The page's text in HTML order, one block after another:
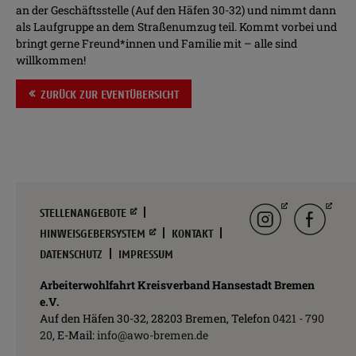
an der Geschäftsstelle (Auf den Häfen 30-32) und nimmt dann
als Laufgruppe an dem Straßenumzug teil. Kommt vorbei und
bringt gerne Freund*innen und Familie mit – alle sind
willkommen!
ZURÜCK ZUR EVENTÜBERSICHT
Navigation
überspringen
STELLENANGEBOTE
HINWEISGEBERSYSTEM
KONTAKT
DATENSCHUTZ
IMPRESSUM
Arbeiterwohlfahrt Kreisverband Hansestadt Bremen
e.V.
Auf den Häfen 30-32, 28203 Bremen, Telefon 0421 - 790
20, E-Mail:info@awo-bremen.de
Instagramfacebook